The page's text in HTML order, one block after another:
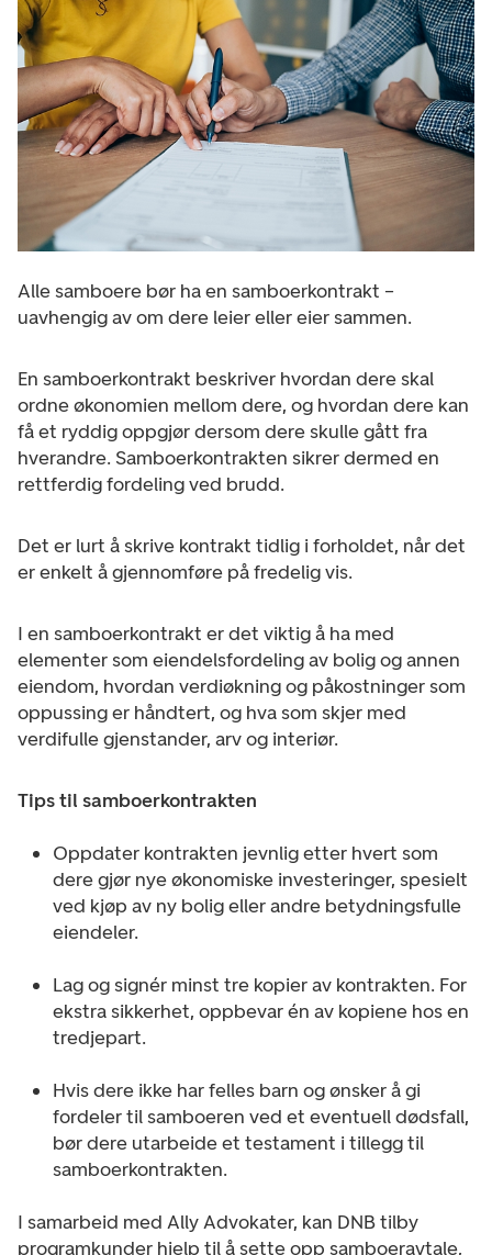
Alle samboere bør ha en samboerkontrakt –
uavhengig av om dere leier eller eier sammen.
En samboerkontrakt beskriver hvordan dere skal
ordne økonomien mellom dere, og hvordan dere kan
få et ryddig oppgjør dersom dere skulle gått fra
hverandre. Samboerkontrakten sikrer dermed en
rettferdig fordeling ved brudd.
Det er lurt å skrive kontrakt tidlig i forholdet, når det
er enkelt å gjennomføre på fredelig vis.
I en samboerkontrakt er det viktig å ha med
elementer som eiendelsfordeling av bolig og annen
eiendom, hvordan verdiøkning og påkostninger som
oppussing er håndtert, og hva som skjer med
verdifulle gjenstander, arv og interiør.
Tips til samboerkontrakten
Oppdater kontrakten jevnlig etter hvert som
dere gjør nye økonomiske investeringer, spesielt
ved kjøp av ny bolig eller andre betydningsfulle
eiendeler.
Lag og signér minst tre kopier av kontrakten. For
ekstra sikkerhet, oppbevar én av kopiene hos en
tredjepart.
Hvis dere ikke har felles barn og ønsker å gi
fordeler til samboeren ved et eventuell dødsfall,
bør dere utarbeide et testament i tillegg til
samboerkontrakten.
I samarbeid med Ally Advokater, kan DNB tilby
programkunder hjelp til å sette opp samboeravtale,